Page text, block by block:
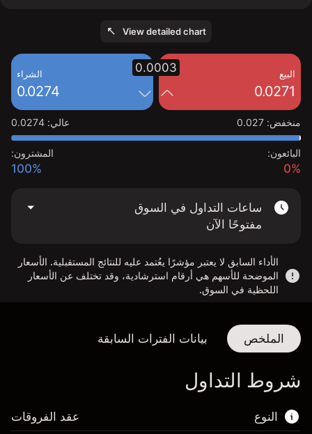
View detailed chart
البيع
0.0271
الشراء
0.0274
0.0003
منخفض:
0.027 عالي:
0.0274
البائعون:
0%
المشترون:
100%
ساعات التداول في السوق
مفتوحًا الآن
الأداء السابق لا يعتبر مؤشرًا يعُتمد عليه للنتائج المستقبلية. الأسعار
الموضحة للأسهم هي أرقام استرشادية، وقد تختلف عن الأسعار
اللحظية في السوق.
الملخص بيانات الفترات السابقة
شروط التداول
النوع عقد الفروقات